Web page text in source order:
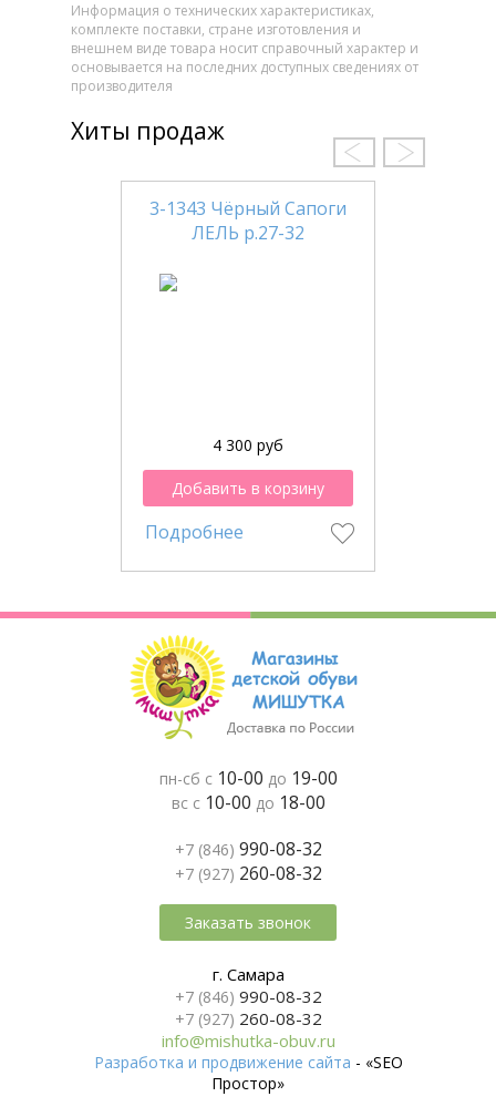
Информация о технических характеристиках,
комплекте поставки, стране изготовления и
внешнем виде товара носит справочный характер и
основывается на последних доступных сведениях от
производителя
Хиты продаж
3-1343 Чёрный Сапоги
ЛЕЛЬ р.27-32
4 300 руб
Добавить в корзину
Подробнее
пн-сб с 10-00 до 19-00
вс с 10-00 до 18-00
+7 (846) 990-08-32
+7 (927) 260-08-32
Заказать звонок
г. Самара
+7 (846) 990-08-32
+7 (927) 260-08-32
info@mishutka-obuv.ru
Разработка и продвижение сайта - «SEO
Простор»